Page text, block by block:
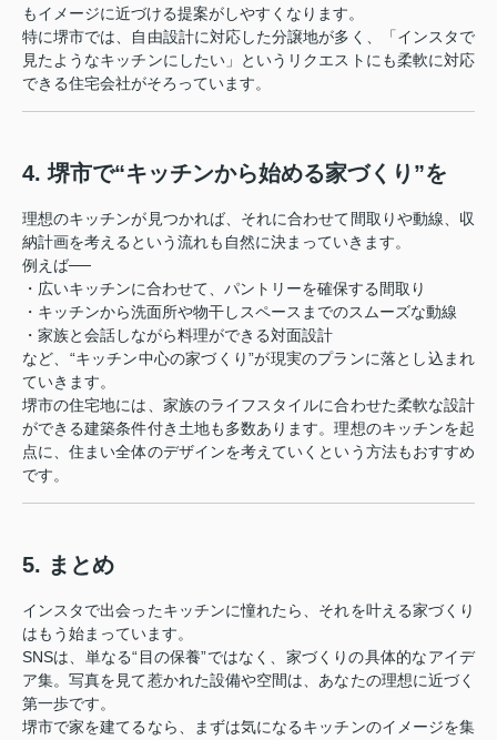
もイメージに近づける提案がしやすくなります。
特に堺市では、自由設計に対応した分譲地が多く、「インスタで
見たようなキッチンにしたい」というリクエストにも柔軟に対応
できる住宅会社がそろっています。
4. 堺市で“キッチンから始める家づくり”を
理想のキッチンが見つかれば、それに合わせて間取りや動線、収
納計画を考えるという流れも自然に決まっていきます。
例えば──
・広いキッチンに合わせて、パントリーを確保する間取り
・キッチンから洗面所や物干しスペースまでのスムーズな動線
・家族と会話しながら料理ができる対面設計
など、“キッチン中心の家づくり”が現実のプランに落とし込まれ
ていきます。
堺市の住宅地には、家族のライフスタイルに合わせた柔軟な設計
ができる建築条件付き土地も多数あります。理想のキッチンを起
点に、住まい全体のデザインを考えていくという方法もおすすめ
です。
5. まとめ
インスタで出会ったキッチンに憧れたら、それを叶える家づくり
はもう始まっています。
SNSは、単なる“目の保養”ではなく、家づくりの具体的なアイデ
ア集。写真を見て惹かれた設備や空間は、あなたの理想に近づく
第一歩です。
堺市で家を建てるなら、まずは気になるキッチンのイメージを集